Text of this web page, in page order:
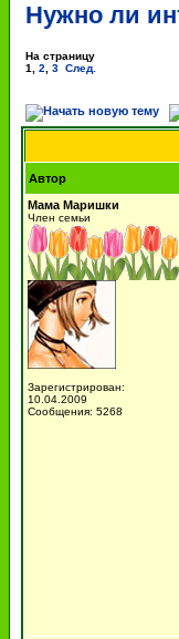
Нужно ли
На страницу
1
2 3 След.
Автор
Мама Маришки
Член семьи
Зарегистрирован:
10.04.2009
Сообщения: 5268